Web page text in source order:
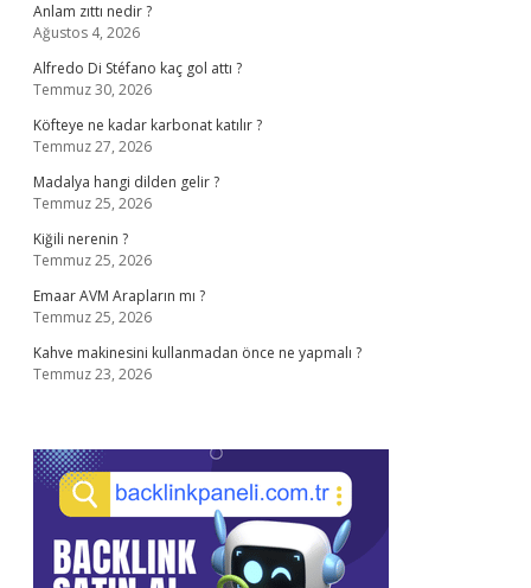
Anlam zıttı nedir ?
Ağustos 4, 2026
Alfredo Di Stéfano kaç gol attı ?
Temmuz 30, 2026
Köfteye ne kadar karbonat katılır ?
Temmuz 27, 2026
Madalya hangi dilden gelir ?
Temmuz 25, 2026
Kiğili nerenin ?
Temmuz 25, 2026
Emaar AVM Arapların mı ?
Temmuz 25, 2026
Kahve makinesini kullanmadan önce ne yapmalı ?
Temmuz 23, 2026